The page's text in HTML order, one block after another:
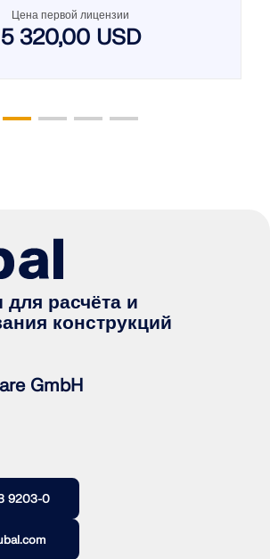
Цена первой лицензии
5 320,00 USD
расчёта и
конструкций
GmbH
9203-0